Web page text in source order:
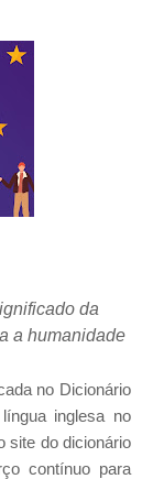
da
a humanidade
no Dicionário
inglesa no
site do dicionário
contínuo para